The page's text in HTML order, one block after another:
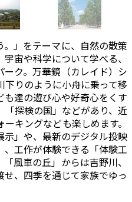
。」をテーマに、自然の散策
宙や科学について学べる、
ク。万華鏡（カレイド）シ
りのように小舟に乗って移
達の遊び心や好奇心をくす
「探検の国」などがあり、近
キングなども楽しめます。
」や、最新のデジタル投映
工作が体験できる「体験工
風車の丘」からは吉野川、
、四季を通じて家族でゆっ